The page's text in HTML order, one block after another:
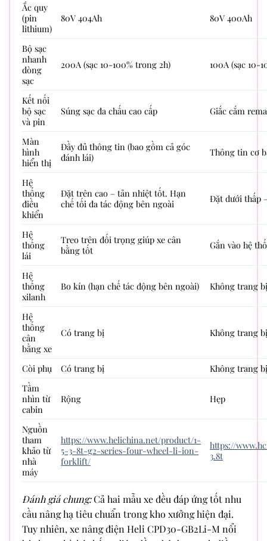
Ắc quy
(pin
lithium)
80V 404Ah 80V 400Ah
Bộ sạc
nhanh
dòng
sạc
200A (sạc 10-100% trong 2h) 100A (sạc 10-
Kết nối
bộ sạc
và pin
Súng sạc đa chấu cao cấp Giắc cắm
Màn
hình
hiển thị
Đầy đủ thông tin (bao gồm cả góc
đánh lái)
Thông tin cơ
Hệ
thống
điều
khiển
Đặt trên cao – tản nhiệt tốt. Hạn
chế tối đa tác động bên ngoài
Đặt dưới thấp
Hệ
thống
lái
Treo trên đối trọng giúp xe cân
bằng tốt
Gắn vào hệ
Hệ
thống
xilanh
Bo kín (hạn chế tác động bên ngoài) Không trang
Hệ
thống
cân
bằng xe
Có trang bị Không trang
Còi phụ Có trang bị
Không trang
Tầm
nhìn từ
cabin
Rộng Hẹp
Nguồn
tham
khảo từ
nhà
máy
https://www.helichina.net/product/1-
5-3-8t-g2-series-four-wheel-li-ion-
forklift/
https://
3.8t
Đánh giá chung:Cả hai mẫu xe đều đáp ứng tốt nhu
cầu nâng hạ tiêu chuẩn trong kho xưởng hiện đại.
Tuy nhiên, xe nâng điện Heli CPD30-GB2Li-M nổi